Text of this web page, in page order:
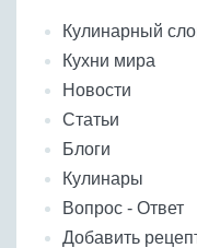
Кулинарный
Кухни мира
Новости
Статьи
Блоги
Кулинары
Вопрос - Ответ
Добавить